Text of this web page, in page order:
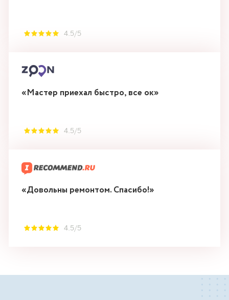
4.5/5
«Мастер приехал быстро, все ок»
4.5/5
«Довольны ремонтом. Спасибо!»
4.5/5